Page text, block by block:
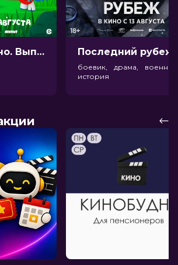
МУЛЬТ в кино. Выпуск №198. Некогда скучать (0+)
боевик, драма,
история